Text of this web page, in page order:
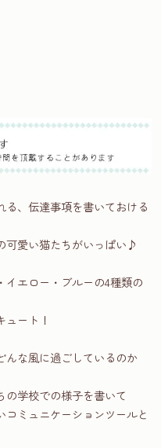
、伝達事項を書いておける
可愛い猫たちがいっぱい♪
エロー・ブルーの4種類の
ート！
んな風に過ごしているのか
の学校での様子を書いて
ミュニケーションツールと